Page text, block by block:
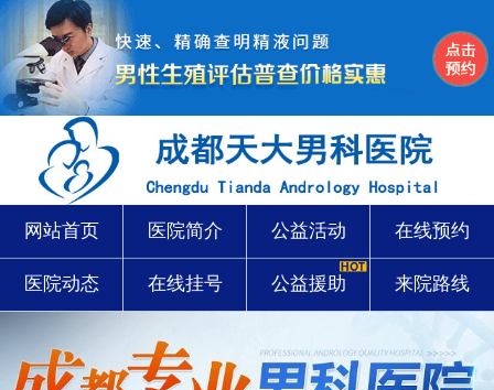
网站首页 医院简介 公益活动 在线预约
医院动态 在线挂号 公益援助 来院路线